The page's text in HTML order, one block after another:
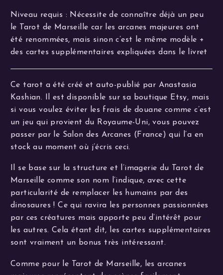
Niveau requis : Nécessite de connaître déjà un peu
le Tarot de Marseille car les arcanes majeures ont
été renommées, mais sinon c’est le même modèle +
des cartes supplémentaires expliquées dans le livret
Ce tarot a été créé et auto-publié par Anastasia
Kashian. Il est disponible sur sa boutique Etsy, mais
si vous voulez éviter les frais de douane comme c’est
un jeu qui provient du Royaume-Uni, vous pouvez
passer par le Salon des Arcanes (France) qui l’a en
stock au moment où j’écris ceci.
Il se base sur la structure et l’imagerie du Tarot de
Marseille comme son nom l’indique, avec cette
particularité de remplacer les humains par des
dinosaures ! Ce qui ravira les personnes passionnées
par ces créatures mais apporte peu d’intérêt pour
les autres. Cela étant dit, les cartes supplémentaires
sont vraiment un bonus très intéressant.
Comme pour le Tarot de Marseille, les arcanes